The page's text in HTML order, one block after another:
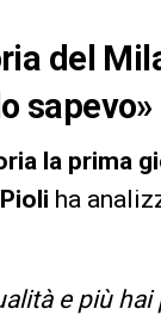
del
sapevo»
la prima
ha
e più